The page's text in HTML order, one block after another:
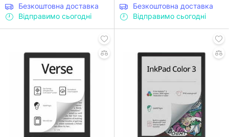
Безкоштовна доставка
Відправимо сьогодні
Безкоштовна доставка
Відправимо сьогодні